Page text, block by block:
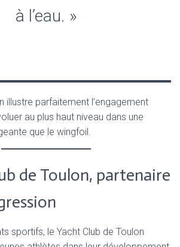
à l’eau. »
illustre parfaitement l’engagement
au plus haut niveau dans une
que le wingfoil.
de Toulon, partenaire
sportifs, le Yacht Club de Toulon